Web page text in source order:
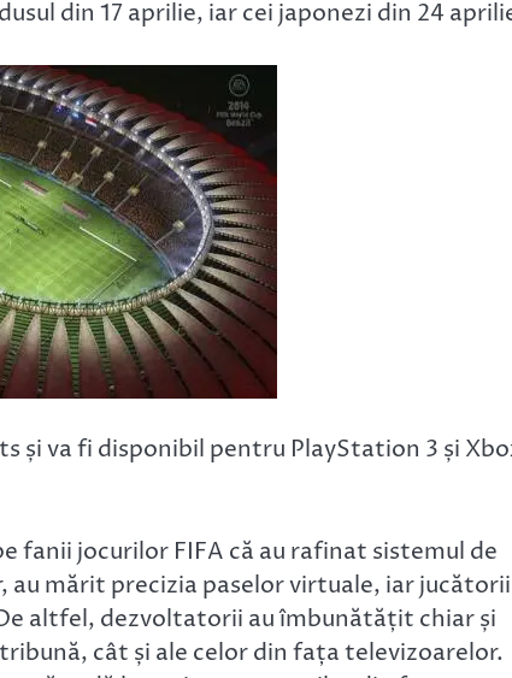
din 17 aprilie, iar cei japonezi din 24
și va fi disponibil pentru PlayStation 3 și
fanii jocurilor FIFA că au rafinat sistemul de
mărit precizia paselor virtuale, iar jucătorii
altfel, dezvoltatorii au îmbunătățit chiar și
cât și ale celor din fața televizoarelor.